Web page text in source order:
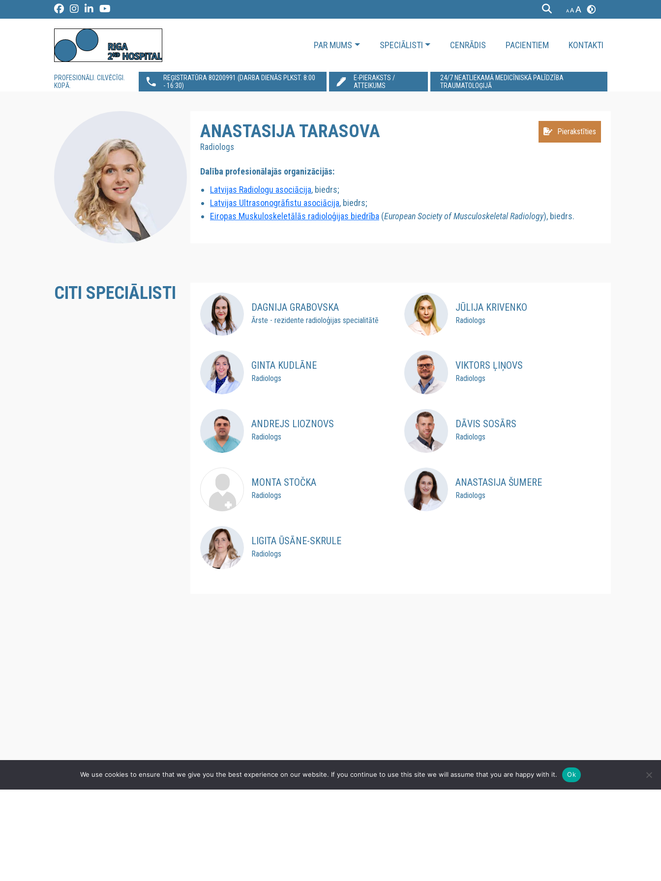
PAR MUMS SPECIĀLISTI CENRĀDIS PACIENTIEM KONTAKTI
PROFESIONĀLI. CILVĒCĪGI.
KOPĀ.
REĢISTRATŪRA 80200991‬ (DARBA DIENĀS PLKST. 8:00
- 16:30)
E-PIERAKSTS /
ATTEIKUMS
24/7 NEATLIEKAMĀ MEDICĪNISKĀ PALĪDZĪBA
TRAUMATOLOĢIJĀ
ANASTASIJA TARASOVA
Radiologs
Pierakstīties
Dalība profesionālajās organizācijās:
Latvijas Radiologu asociācija, biedrs;
Latvijas Ultrasonogrāfistu asociācija, biedrs;
Eiropas Muskuloskeletālās radioloģijas biedrība (European Society of Musculoskeletal Radiology), biedrs.
CITI SPECIĀLISTI
DAGNIJA GRABOVSKA
Ārste - rezidente radioloģijas specialitātē
JŪLIJA KRIVENKO
Radiologs
GINTA KUDLĀNE
Radiologs
VIKTORS ĻIŅOVS
Radiologs
ANDREJS LIOZNOVS
Radiologs
DĀVIS SOSĀRS
Radiologs
MONTA STOČKA
Radiologs
ANASTASIJA ŠUMERE
Radiologs
LIGITA ŪSĀNE-SKRULE
Radiologs
We use cookies to ensure that we give you the best experience on our website. If you continue to use this site we will assume that you are happy with it. Ok